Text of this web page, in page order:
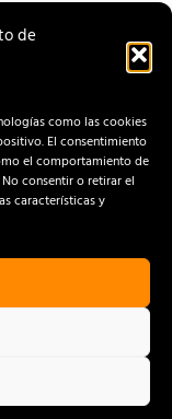
de
como las cookies
El consentimiento
el comportamiento de
consentir o retirar el
características y